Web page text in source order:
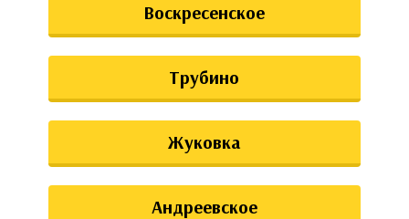
Воскресенское
Трубино
Жуковка
Андреевское